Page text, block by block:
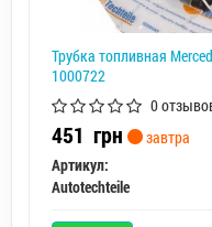
Трубка топливная
1000722
0
451 грн
завтра
Артикул:
Autotechteile